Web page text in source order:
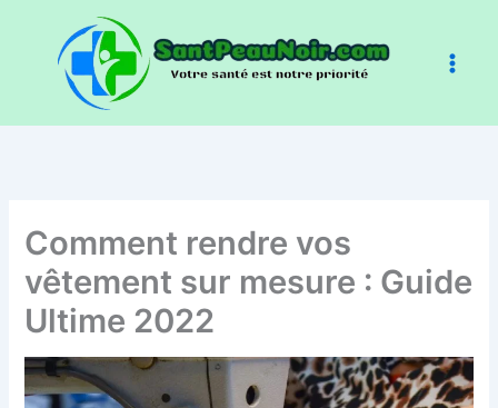
contenu
Comment rendre vos
vêtement sur mesure : Guide
Ultime 2022